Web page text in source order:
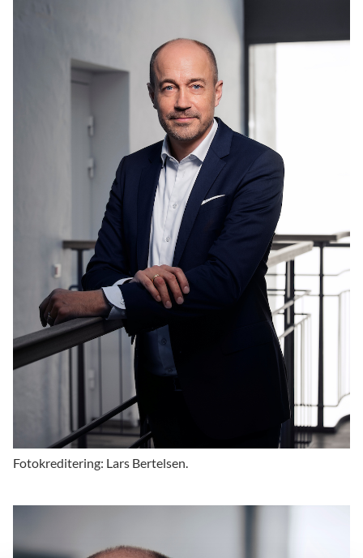
Fotokreditering: Lars Bertelsen.